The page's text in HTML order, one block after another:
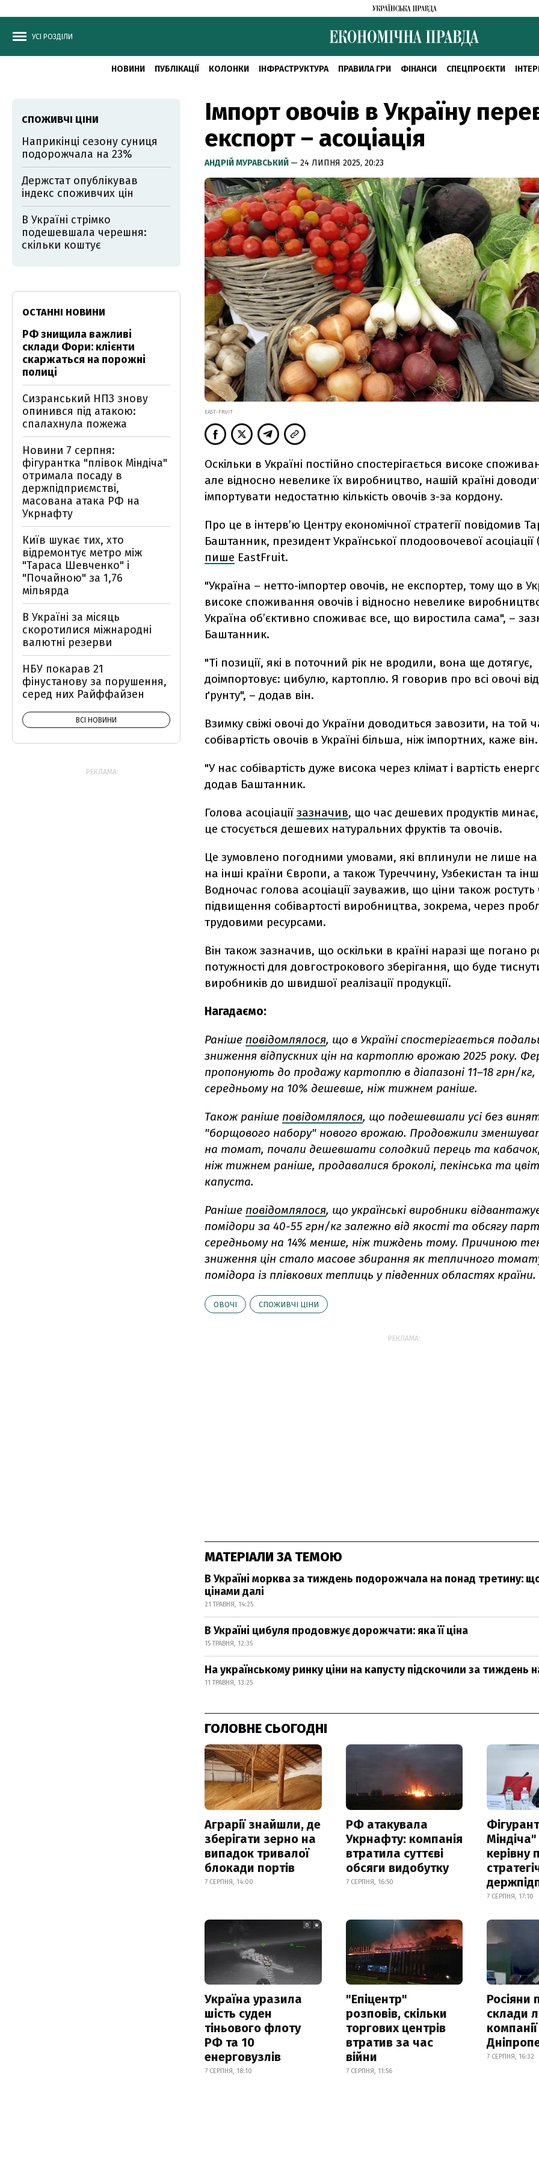
УСІ РОЗДІЛИ
НОВИНИ ПУБЛІКАЦІЇ КОЛОНКИ ІНФРАСТРУКТУРА ПРАВИЛА ГРИ ФІНАНСИ СПЕЦПРОЄКТИ
Імпорт овочів в Україну
експорт – асоціація
АНДРІЙ МУРАВСЬКИЙ — 24 ЛИПНЯ 2025, 20:23
EAST-FRUIT
Оскільки в Україні постійно спостерігається високе
але відносно невелике їх виробництво, нашій країні
імпортувати недостатню кількість овочів з-за кордону.
Про це в інтерв’ю Центру економічної стратегії повідомив
Баштанник, президент Української плодоовочевої
пише EastFruit.
"Україна – нетто-імпортер овочів, не експортер, тому що в
високе споживання овочів і відносно невелике
Україна об’єктивно споживає все, що виростила сама", –
Баштанник.
"Ті позиції, які в поточний рік не вродили, вона ще дотягує,
доімпортовує: цибулю, картоплю. Я говорив про всі овочі
ґрунту", – додав він.
Взимку свіжі овочі до України доводиться завозити, на той
собівартість овочів в Україні більша, ніж імпортних, каже він.
"У нас собівартість дуже висока через клімат і вартість
додав Баштанник.
Голова асоціації зазначив, що час дешевих продуктів
це стосується дешевих натуральних фруктів та овочів.
Це зумовлено погодними умовами, які вплинули не лише на
на інші країни Європи, а також Туреччину, Узбекистан та
Водночас голова асоціації зауважив, що ціни також ростуть
підвищення собівартості виробництва, зокрема, через
трудовими ресурсами.
Він також зазначив, що оскільки в країні наразі ще погано
потужності для довгострокового зберігання, що буде
виробників до швидшої реалізації продукції.
Нагадаємо:
Раніше повідомлялося, що в Україні спостерігається
зниження відпускних цін на картоплю врожаю 2025 року.
пропонують до продажу картоплю в діапазоні 11–18 грн/
середньому на 10% дешевше, ніж тижнем раніше.
Також раніше повідомлялося, що подешевшали усі без
"борщового набору" нового врожаю. Продовжили
на томат, почали дешевшати солодкий перець та
ніж тижнем раніше, продавалися броколі, пекінська та
капуста.
Раніше повідомлялося, що українські виробники
помідори за 40-55 грн/кг залежно від якості та обсягу
середньому на 14% менше, ніж тиждень тому. Причиною
зниження цін стало масове збирання як тепличного
помідора із плівкових теплиць у південних областях країни.
ОВОЧІ СПОЖИВЧІ ЦІНИ
РЕКЛАМА:
МАТЕРІАЛИ ЗА ТЕМОЮ
В Україні морква за тиждень подорожчала на понад третину:
цінами далі
21 ТРАВНЯ, 14:25
В Україні цибуля продовжує дорожчати: яка її ціна
15 ТРАВНЯ, 12:35
На українському ринку ціни на капусту підскочили за тиждень
11 ТРАВНЯ, 13:25
ГОЛОВНЕ СЬОГОДНІ
Аграрії знайшли, де
зберігати зерно на
випадок тривалої
блокади портів
7 СЕРПНЯ, 14:00
РФ атакувала
Укрнафту: компанія
втратила суттєві
обсяги видобутку
7 СЕРПНЯ, 16:50
керівну
7 СЕРПНЯ, 17:10
Україна уразила
шість суден
тіньового флоту
РФ та 10
енерговузлів
7 СЕРПНЯ, 18:10
"Епіцентр"
розповів, скільки
торгових центрів
втратив за час
війни
7 СЕРПНЯ, 11:56
Росіяни
склади
7 СЕРПНЯ, 16:32
СПОЖИВЧІ ЦІНИ
Наприкінці сезону суниця
подорожчала на 23%
Держстат опублікував
індекс споживчих цін
В Україні стрімко
подешевшала черешня:
скільки коштує
ОСТАННІ НОВИНИ
РФ знищила важливі
склади Фори: клієнти
скаржаться на порожні
полиці
Сизранський НПЗ знову
опинився під атакою:
спалахнула пожежа
Новини 7 серпня:
фігурантка "плівок Міндіча"
отримала посаду в
держпідприємстві,
масована атака РФ на
Укрнафту
Київ шукає тих, хто
відремонтує метро між
"Тараса Шевченко" і
"Почайною" за 1,76
мільярда
В Україні за місяць
скоротилися міжнародні
валютні резерви
НБУ покарав 21
фінустанову за порушення,
серед них Райффайзен
ВСІ НОВИНИ
РЕКЛАМА: